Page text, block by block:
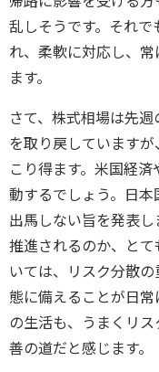
乱しそうです。それ
れ、柔軟に対応し、
ます。
さて、株式相場は先
を取り戻しています
こり得ます。米国経
動するでしょう。日
出馬しない旨を発表
推進されるのか、と
いては、リスク分散
態に備えることが日
の生活も、うまくリ
善の道だと感じます。